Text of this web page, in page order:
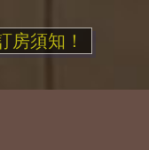
房須知！